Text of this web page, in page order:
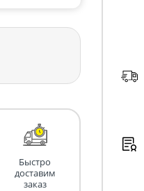
Быстро
доставим
заказ